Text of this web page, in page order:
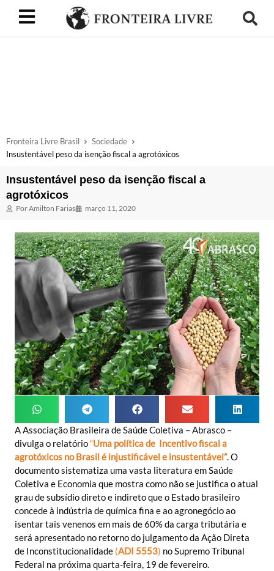
Fronteira Livre Brasil
Sociedade
Insustentável peso da isenção fiscal a agrotóxicos
Insustentável peso da isenção fiscal a
agrotóxicos
PorAmilton Farias março 11, 2020
A Associação Brasileira de Saúde Coletiva – Abrasco –
divulga o relatório“Uma política de Incentivo fiscal a
agrotóxicos no Brasil é injustificável e insustentável”. O
documento sistematiza uma vasta literatura em Saúde
Coletiva e Economia que mostra como não se justifica o atual
grau de subsídio direto e indireto que o Estado brasileiro
concede à indústria de química fina e ao agronegócio ao
isentar tais venenos em mais de 60% da carga tributária e
será apresentado no retorno do julgamento da Ação Direta
de Inconstitucionalidade (ADI 5553) no Supremo Tribunal
Federal na próxima quarta-feira, 19 de fevereiro.